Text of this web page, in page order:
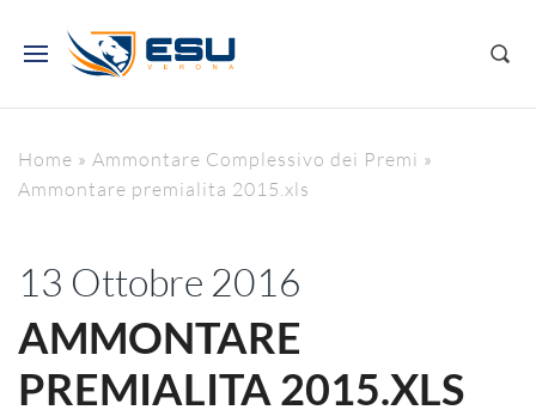
Home » Ammontare Complessivo dei Premi »
Ammontare premialita 2015.xls
13 Ottobre 2016
AMMONTARE
PREMIALITA 2015.XLS